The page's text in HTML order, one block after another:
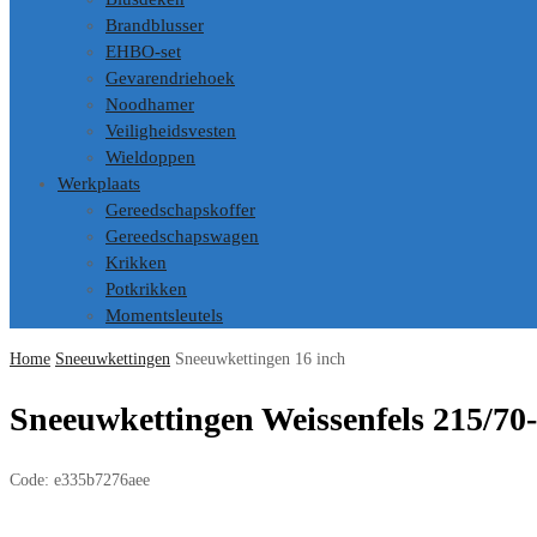
Brandblusser
EHBO-set
Gevarendriehoek
Noodhamer
Veiligheidsvesten
Wieldoppen
Werkplaats
Gereedschapskoffer
Gereedschapswagen
Krikken
Potkrikken
Momentsleutels
Home Sneeuwkettingen Sneeuwkettingen 16 inch
Sneeuwkettingen Weissenfels 215/
Code: e335b7276aee